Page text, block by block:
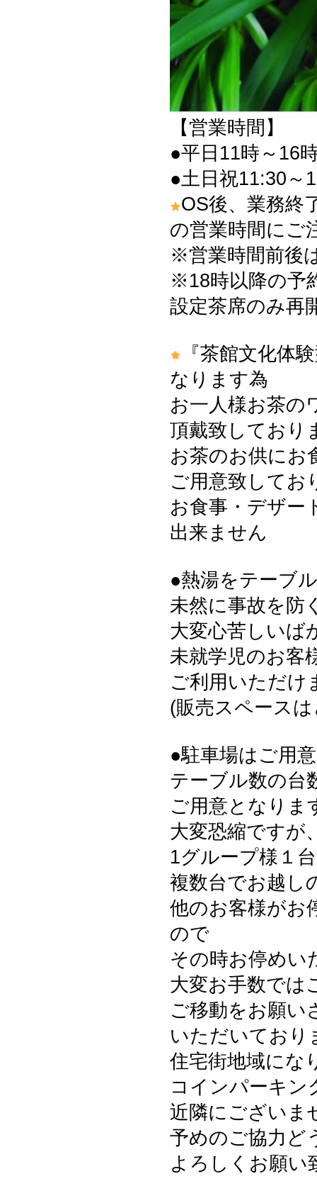
【営業時間】
●平日11時～16
●土日祝11:30～
OS後、業務終
の営業時間にご
※営業時間前後
※18時以降の予
設定茶席のみ再
『茶館文化体
なります為
お一人様お茶の
頂戴致しており
お茶のお供にお
ご用意致してお
お食事・デザー
出来ません
●熱湯をテーブ
未然に事故を防
大変心苦しいば
未就学児のお客
ご利用いただけ
(販売スペース
●駐車場はご用
テーブル数の台
ご用意となりま
大変恐縮ですが
1グループ様１
複数台でお越し
他のお客様がお
ので
その時お停めい
大変お手数では
ご移動をお願い
いただいており
住宅街地域にな
コインパーキン
近隣にございま
予めのご協力ど
よろしくお願い